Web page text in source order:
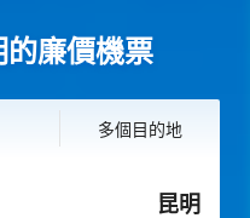
廉價機票
多個目的地
昆明